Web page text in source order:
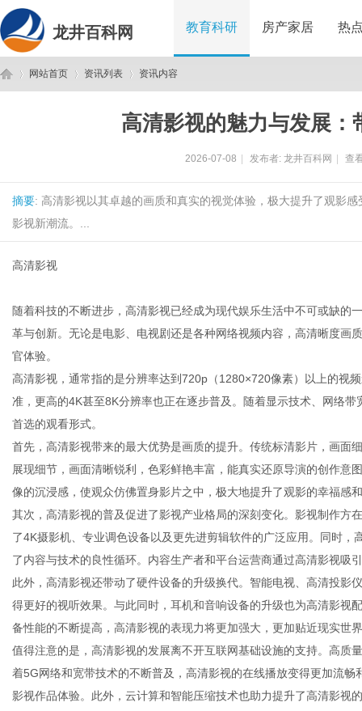
龙井百科网 教育科研 房产家居 热
网站首页 资讯列表 资讯内容
高清影视的魅力与发展：
2026-07-08 发布者: 龙井百科网 查
摘要: 高清影视以其卓越的画质和真实的视觉体验，极大提升了观影
影视新潮流。...
高清影视
随着科技的不断进步，高清影视已经成为现代娱乐生活中不可或缺的
革与创新。无论是电影、电视剧还是各种网络视频内容，高清晰度画
官体验。
高清影视，通常指的是分辨率达到720p（1280×720像素）以上的视
准，更高的4K甚至8K分辨率也正在逐步普及。随着显示技术、网络
首选的观看形式。
首先，高清影视带来的最大优势是画质的提升。传统标清影片，画面
展现细节，画面清晰锐利，色彩鲜艳丰富，能真实还原导演的创作意
像的沉浸感，使观众仿佛置身影片之中，极大地提升了观影的幸福感
其次，高清影视的普及促进了影视产业格局的深刻变化。影视制作方
了4K摄影机、专业调色设备以及更先进剪辑软件的广泛应用。同时
了内容与技术的良性循环。内容生产者和平台运营商通过高清影视吸
此外，高清影视还带动了硬件设备的升级换代。智能电视、高清投影
得更好的视听效果。与此同时，耳机和音响设备的升级也为高清影视
备性能的不断提高，高清影视的表现力将更加强大，更加贴近现实世
值得注意的是，高清影视的发展离不开互联网基础设施的支持。高质
着5G网络和宽带技术的不断普及，高清影视的在线播放变得更加流
影视作品体验。此外，云计算和智能压缩技术也助力提升了高清影视